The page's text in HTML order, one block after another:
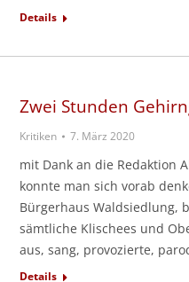
Details
Zwei Stunden
Kritiken 7. März 2020
mit Dank an die Redaktion
konnte man sich vorab
Bürgerhaus Waldsiedlung,
sämtliche Klischees und
aus, sang, provozierte,
Details